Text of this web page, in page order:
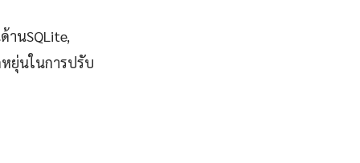
านSQLite,
ยุ่นในการปรับ